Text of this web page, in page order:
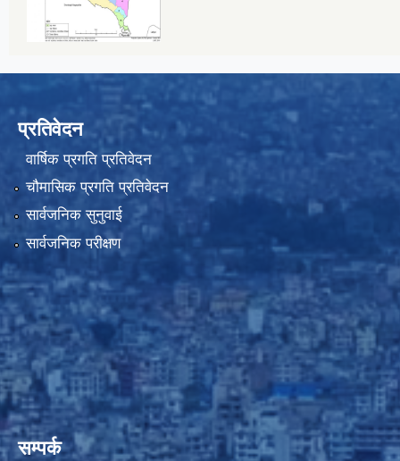
प्रतिवेदन
वार्षिक प्रगति प्रतिवेदन
चौमासिक प्रगति प्रतिवेदन
सार्वजनिक सुनुवाई
सार्वजनिक परीक्षण
सम्पर्क